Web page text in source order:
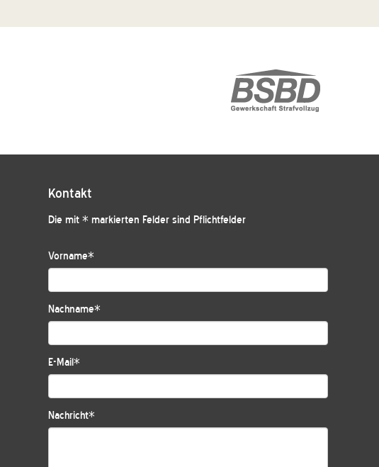
Kontakt
Die mit * markierten Felder sind Pflichtfelder
Vorname*
Nachname*
E-Mail*
Nachricht*